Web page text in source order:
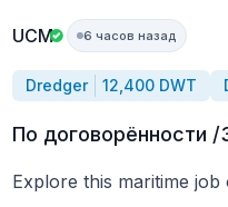
UCM 6 часов назад
Dredger 12,400 DWT
По договорённости
Explore this maritime